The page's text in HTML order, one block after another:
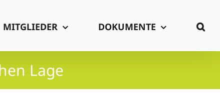
MITGLIEDER DOKUMENTE
Lage